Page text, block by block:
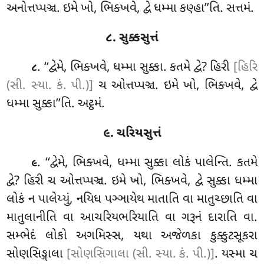
અનોત્તપ્પઞ્ચ. ઇમે ખો, ભિક્ખવે, દ્વે ધમ્મા કણ્હા’’તિ. સત્તમં.
૮. સુક્કસુત્તં
૮. ‘‘દ્વેમે, ભિક્ખવે, ધમ્મા સુક્કા. કતમે દ્વે? હિરી [હિરિ
(સી. સ્યા. કં. પી.)] ચ ઓત્તપ્પઞ્ચ. ઇમે ખો, ભિક્ખવે, દ્વે
ધમ્મા સુક્કા’’તિ. અટ્ઠમં.
૯. ચરિયસુત્તં
૯. ‘‘દ્વેમે, ભિક્ખવે, ધમ્મા સુક્કા લોકં પાલેન્તિ. કતમે
દ્વે? હિરી ચ ઓત્તપ્પઞ્ચ. ઇમે ખો, ભિક્ખવે, દ્વે સુક્કા ધમ્મા
લોકં ન પાલેય્યું, નયિધ પઞ્ઞાયેથ માતાતિ વા માતુચ્છાતિ વા
માતુલાનીતિ વા આચરિયભરિયાતિ વા ગરૂનં દારાતિ વા.
સમ્ભેદં લોકો અગમિસ્સ, યથા અજેળકા કુક્કુટસૂકરા
સોણસિઙ્ગાલા [સોણસિગાલા (સી. સ્યા. કં. પી.)]. યસ્મા ચ